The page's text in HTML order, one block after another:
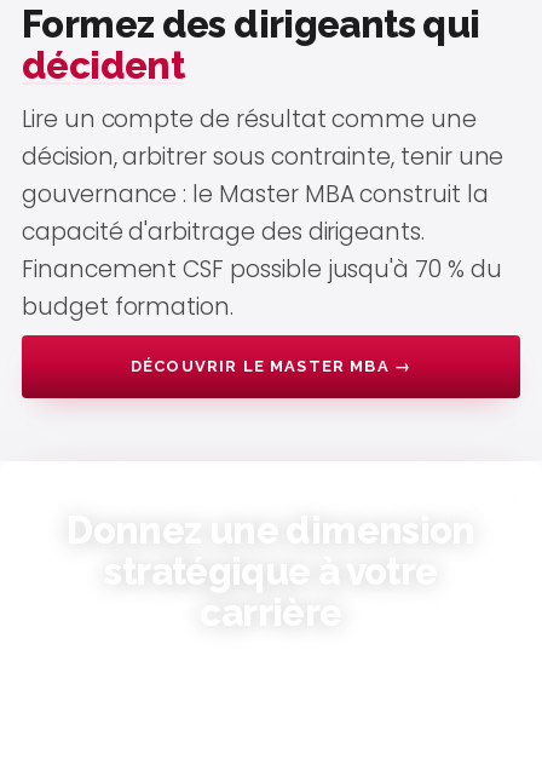
Formez des dirigeants qui
décident
Lire un compte de résultat comme une
décision, arbitrer sous contrainte, tenir une
gouvernance : le Master MBA construit la
capacité d'arbitrage des dirigeants.
Financement CSF possible jusqu'à 70 % du
budget formation.
DÉCOUVRIR LE MASTER MBA →
stratégique à votre